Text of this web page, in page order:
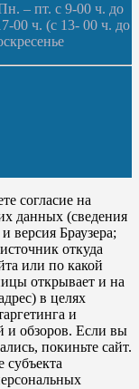
– пт. с 9-00 ч. до
00 ч. (с 13- 00 ч. до
согласие на
данных (сведения
версия Браузера;
откуда
или по какой
открывает и на
в целях
и
и обзоров. Если вы
покиньте сайт.